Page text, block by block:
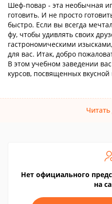
Шеф-повар - эта необычная
готовить. И не просто
быстро. Если вы всегда
фу, чтобы удивлять своих
гастрономическими
для вас. Итак, добро
В этом учебном заведении
курсов, посвященных
Нет официального
на